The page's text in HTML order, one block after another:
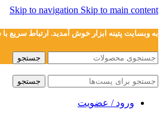
Skip to navigation Skip to main content
به وبسایت پتینه ابزار خوش آمدید. ارتباط سریع با شماره
جستجو
جستجو
ورود / عضویت